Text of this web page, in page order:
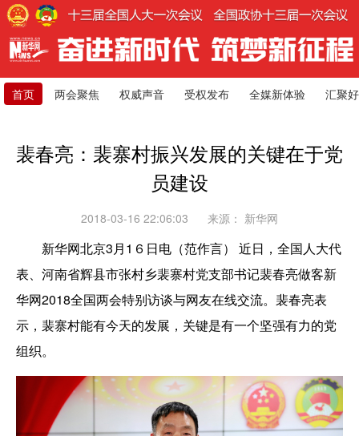
首页 两会聚焦 权威声音 受权发布 全媒新体验 汇聚
裴春亮：裴寨村振兴发展的关键在于党
员建设
2018-03-16 22:06:03 来源： 新华网
新华网北京3月1６日电（范作言） 近日，全国人大代
表、河南省辉县市张村乡裴寨村党支部书记裴春亮做客新
华网2018全国两会特别访谈与网友在线交流。裴春亮表
示，裴寨村能有今天的发展，关键是有一个坚强有力的党
组织。